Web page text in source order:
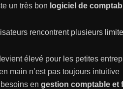
un très bon logiciel de
rencontrent plusieurs
élevé pour les petites
main n’est pas toujours intuitive
en gestion comptable et